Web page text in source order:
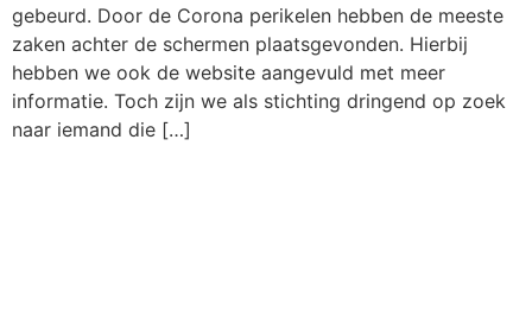
gebeurd. Door de Corona perikelen hebben de meeste
zaken achter de schermen plaatsgevonden. Hierbij
hebben we ook de website aangevuld met meer
informatie. Toch zijn we als stichting dringend op zoek
naar iemand die […]